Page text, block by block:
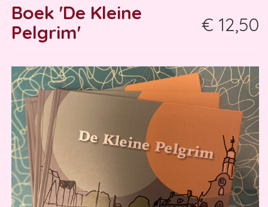
€ 12,50
Boek 'De Kleine
Pelgrim'